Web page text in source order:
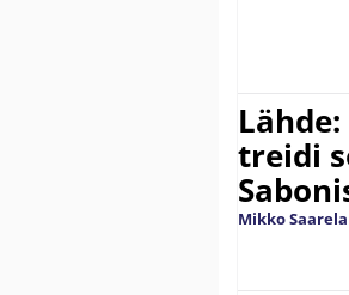
treidi
Mikko Saarela